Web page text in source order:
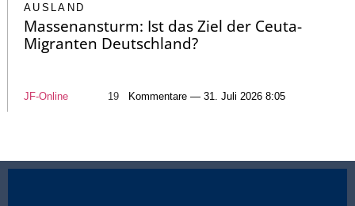
AUSLAND
Massenansturm: Ist das Ziel der Ceuta-
Migranten Deutschland?
JF-Online 19 Kommentare — 31. Juli 2026 8:05